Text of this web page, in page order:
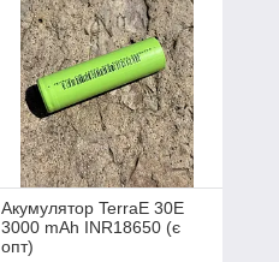
Акумулятор TerraE 30E
3000 mAh INR18650 (є
опт)